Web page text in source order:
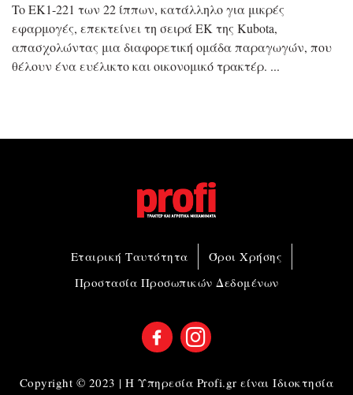
To EK1-221 των 22 ίππων, κατάλληλο για μικρές
εφαρμογές, επεκτείνει τη σειρά EK της Kubota,
απασχολώντας μια διαφορετική ομάδα παραγωγών, που
θέλουν ένα ευέλικτο και οικονομικό τρακτέρ.
Εταιρική Ταυτότητα
Όροι Χρήσης
Προστασία Προσωπικών Δεδομένων
Copyright © 2023 | Η Υπηρεσία Profi.gr είναι Ιδιοκτησία